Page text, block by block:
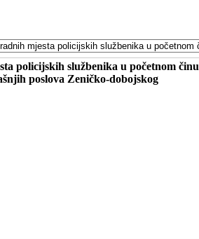
policijskih službenika u početnom činu
poslova Zeničko-dobojskog